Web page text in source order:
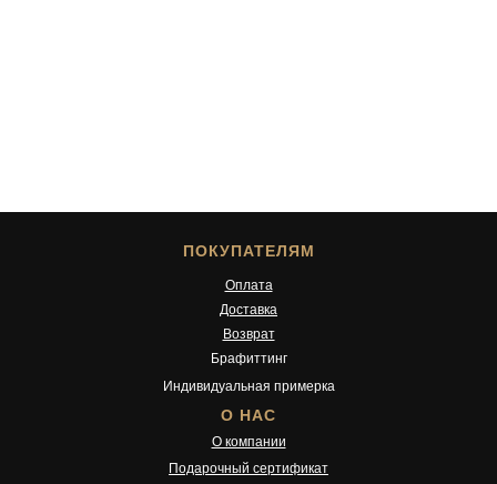
ПОКУПАТЕЛЯМ
О НАС
Оплата
Доставка
Брафиттинг
Индивидуальная примерка
Возврат
Подарочный сертификат
О компании